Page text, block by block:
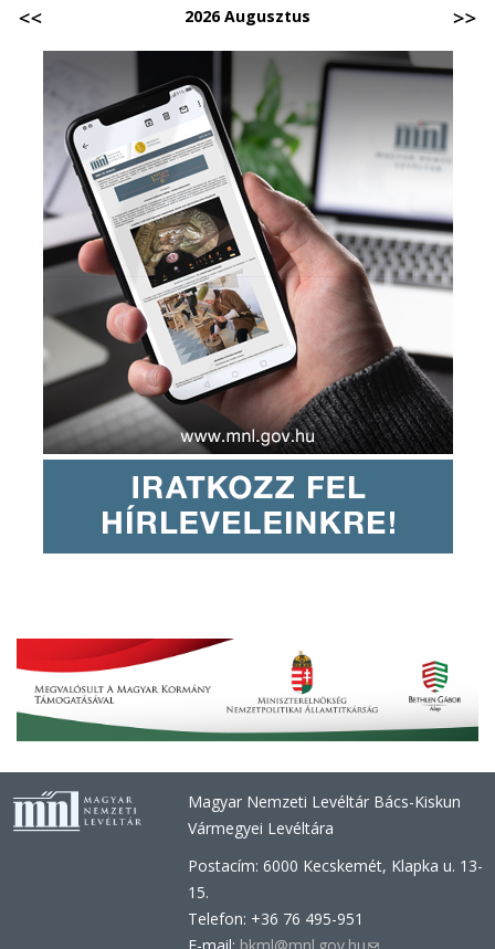
2026 Augusztus
Magyar Nemzeti Levéltár Bács-Kiskun
Vármegyei Levéltára
Postacím: 6000 Kecskemét, Klapka u. 13-
15.
Telefon: +36 76 495-951